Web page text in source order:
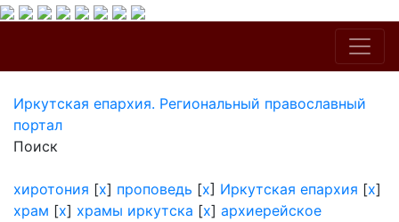
Иркутская епархия. Региональный православный
портал
Поиск
хиротония [x] проповедь [x] Иркутская епархия [x]
храм [x] храмы иркутска [x] архиерейское